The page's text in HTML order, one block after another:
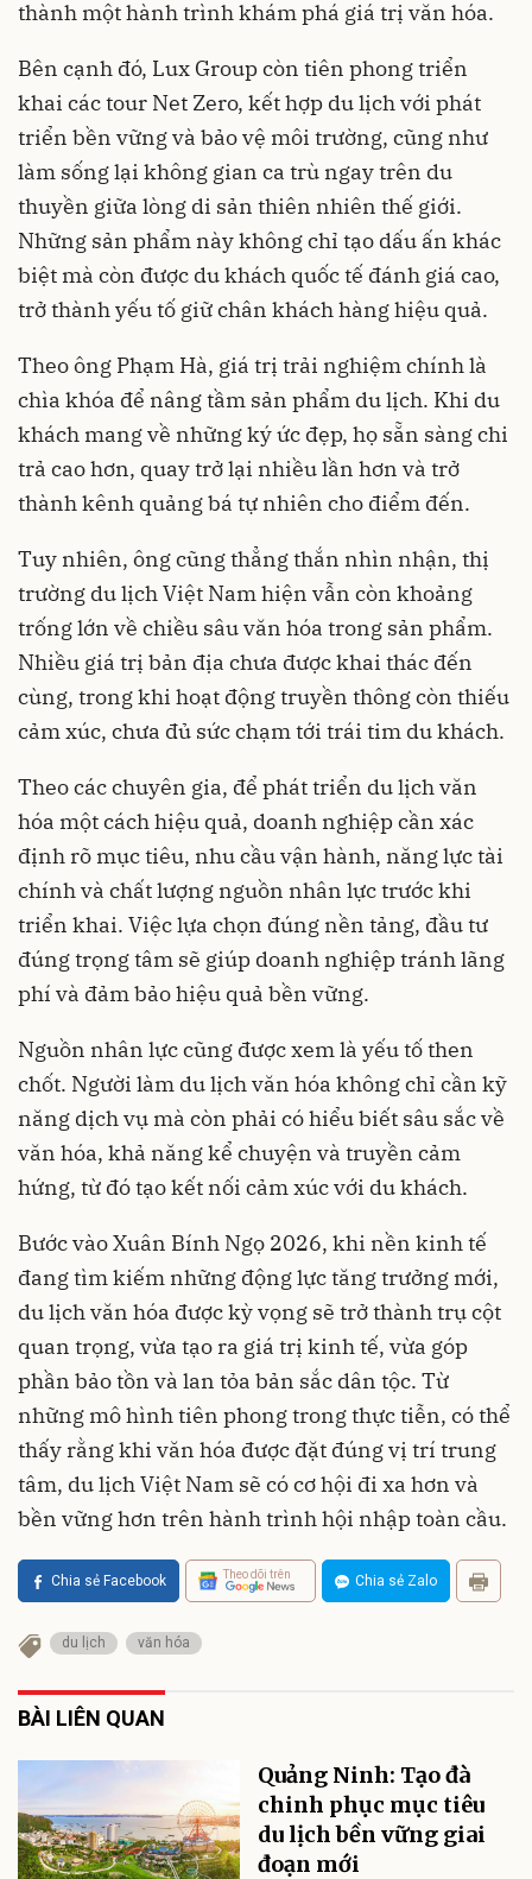
thành một hành trình khám phá giá trị văn hóa.
Bên cạnh đó, Lux Group còn tiên phong triển
khai các tour Net Zero, kết hợp du lịch với phát
triển bền vững và bảo vệ môi trường, cũng như
làm sống lại không gian ca trù ngay trên du
thuyền giữa lòng di sản thiên nhiên thế giới.
Những sản phẩm này không chỉ tạo dấu ấn khác
biệt mà còn được du khách quốc tế đánh giá cao,
trở thành yếu tố giữ chân khách hàng hiệu quả.
Theo ông Phạm Hà, giá trị trải nghiệm chính là
chìa khóa để nâng tầm sản phẩm du lịch. Khi du
khách mang về những ký ức đẹp, họ sẵn sàng chi
trả cao hơn, quay trở lại nhiều lần hơn và trở
thành kênh quảng bá tự nhiên cho điểm đến.
Tuy nhiên, ông cũng thẳng thắn nhìn nhận, thị
trường du lịch Việt Nam hiện vẫn còn khoảng
trống lớn về chiều sâu văn hóa trong sản phẩm.
Nhiều giá trị bản địa chưa được khai thác đến
cùng, trong khi hoạt động truyền thông còn thiếu
cảm xúc, chưa đủ sức chạm tới trái tim du khách.
Theo các chuyên gia, để phát triển du lịch văn
hóa một cách hiệu quả, doanh nghiệp cần xác
định rõ mục tiêu, nhu cầu vận hành, năng lực tài
chính và chất lượng nguồn nhân lực trước khi
triển khai. Việc lựa chọn đúng nền tảng, đầu tư
đúng trọng tâm sẽ giúp doanh nghiệp tránh lãng
phí và đảm bảo hiệu quả bền vững.
Nguồn nhân lực cũng được xem là yếu tố then
chốt. Người làm du lịch văn hóa không chỉ cần kỹ
năng dịch vụ mà còn phải có hiểu biết sâu sắc về
văn hóa, khả năng kể chuyện và truyền cảm
hứng, từ đó tạo kết nối cảm xúc với du khách.
Bước vào Xuân Bính Ngọ 2026, khi nền kinh tế
đang tìm kiếm những động lực tăng trưởng mới,
du lịch văn hóa được kỳ vọng sẽ trở thành trụ cột
quan trọng, vừa tạo ra giá trị kinh tế, vừa góp
phần bảo tồn và lan tỏa bản sắc dân tộc. Từ
những mô hình tiên phong trong thực tiễn, có thể
thấy rằng khi văn hóa được đặt đúng vị trí trung
tâm, du lịch Việt Nam sẽ có cơ hội đi xa hơn và
bền vững hơn trên hành trình hội nhập toàn cầu.
Chia sẻ Facebook Theo dõi trên Chia sẻ Zalo
du lịch văn hóa
BÀI LIÊN QUAN
Quảng Ninh: Tạo đà
chinh phục mục tiêu
du lịch bền vững giai
đoạn mới